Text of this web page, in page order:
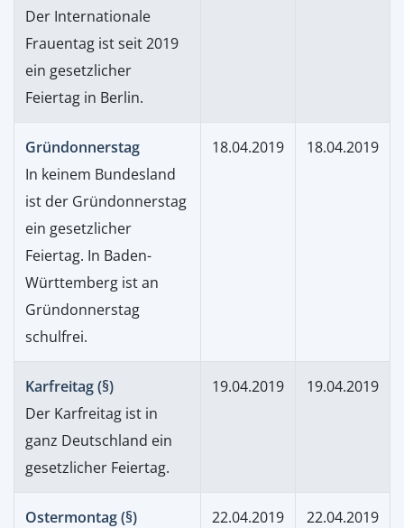
Der Internationale
Frauentag ist seit 2019
ein gesetzlicher
Feiertag in Berlin.
Gründonnerstag
In keinem Bundesland
ist der Gründonnerstag
ein gesetzlicher
Feiertag. In Baden-
Württemberg ist an
Gründonnerstag
schulfrei.
18.04.2019 18.04.2019
Karfreitag (§)
Der Karfreitag ist in
ganz Deutschland ein
gesetzlicher Feiertag.
19.04.2019 19.04.2019
Ostermontag (§)
22.04.2019 22.04.2019